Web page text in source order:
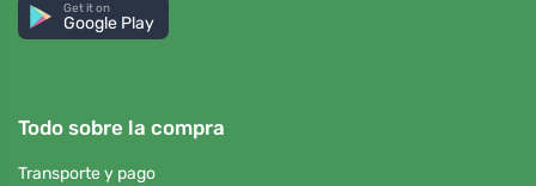
Get it on
Google Play
Todo sobre la compra
Transporte y pago